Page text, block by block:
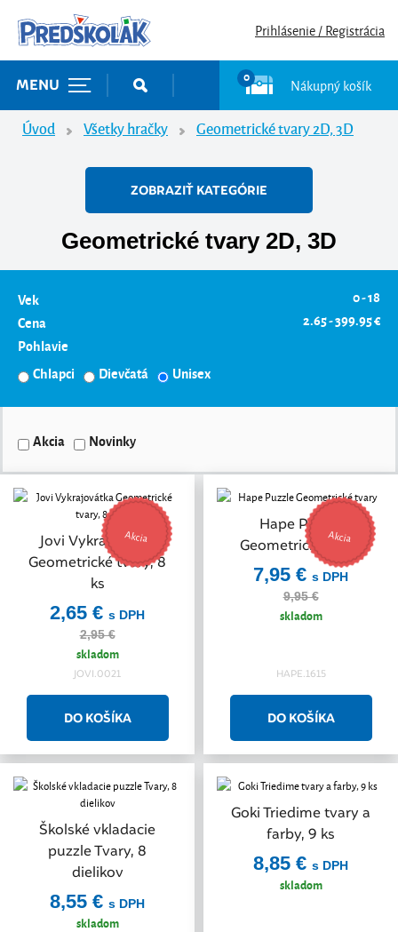
Prihlásenie / Registrácia
MENU 0 Nákupný košík
Úvod Všetky hračky Geometrické tvary 2D, 3D
ZOBRAZIŤ KATEGÓRIE
Geometrické tvary 2D, 3D
Vek
0 - 18
Cena
2.65 - 399.95 €
Pohlavie
Chlapci
Dievčatá Unisex
Akcia Novinky
Jovi Vykrajovátka
Geometrické tvary, 8
ks
Akcia
2,65 € s DPH
2,95 €
skladom
JOVI.0021
Hape Puzzle
Geometrické tvary
Akcia
7,95 € s DPH
9,95 €
skladom
HAPE.1615
Školské vkladacie
puzzle Tvary, 8
dielikov
8,55 € s DPH
skladom
Goki Triedime tvary a
farby, 9 ks
8,85 € s DPH
skladom